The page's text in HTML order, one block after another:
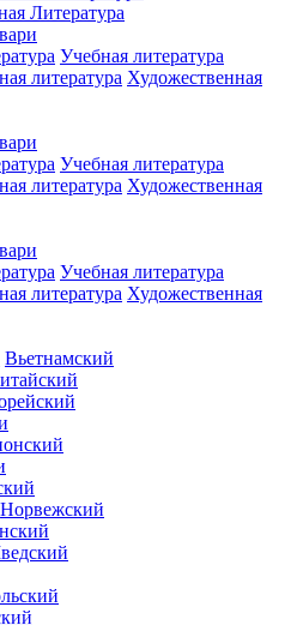
Литература
Учебная литература
Художественная
Учебная литература
Художественная
Учебная литература
Художественная
Вьетнамский
Норвежский